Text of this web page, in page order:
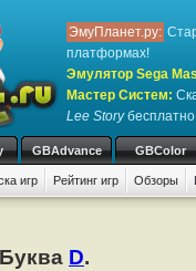
ЭмуПланет.ру:
платформах!
Эмулятор Sega
Мастер Систем:
Lee Story
GBAdvance GBColor
игр Рейтинг игр Обзоры
Буква D.